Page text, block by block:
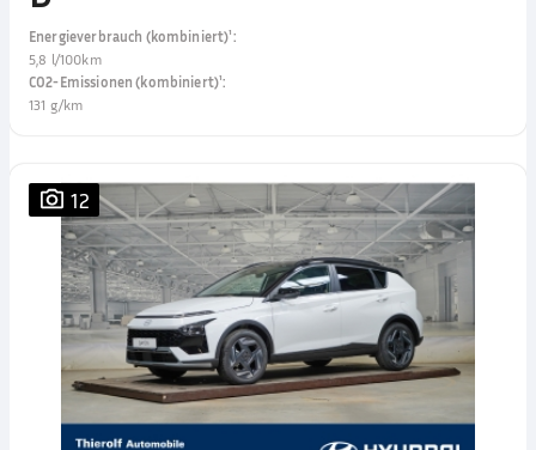
Energieverbrauch (kombiniert)¹:
5,8 l/100km
CO2-Emissionen (kombiniert)¹:
131 g/km
12